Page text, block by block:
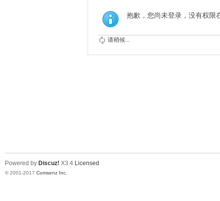
索
抱歉，您尚未登录，没有权限
请稍候...
Powered by Discuz! X3.4 Licensed
© 2001-2017 Comsenz Inc.